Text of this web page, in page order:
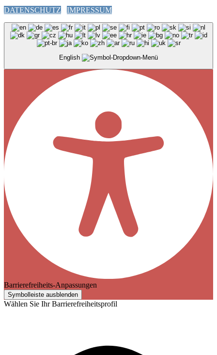
DATENSCHUTZ IMPRESSUM
English
Barrierefreiheits-Anpassungen
Symbolleiste ausblenden
Wählen Sie Ihr Barrierefreiheitsprofil